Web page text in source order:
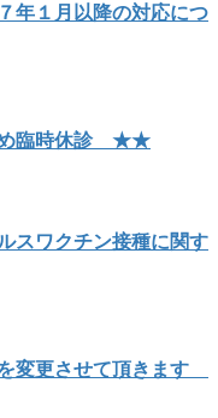
１月以降の対応につ
臨時休診 ★★
ワクチン接種に関す
変更させて頂きます